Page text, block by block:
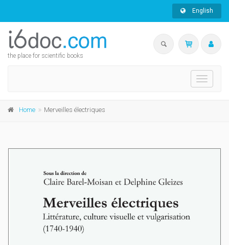
English
the place for scientific books
Toggle
Home Merveilles électriques